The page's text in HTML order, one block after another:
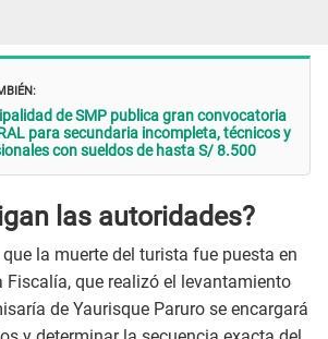
de SMP publica gran convocatoria
para secundaria incompleta, técnicos y
con sueldos de hasta S/ 8.500
las autoridades?
la muerte del turista fue puesta en
que realizó el levantamiento
de Yaurisque Paruro se encargará